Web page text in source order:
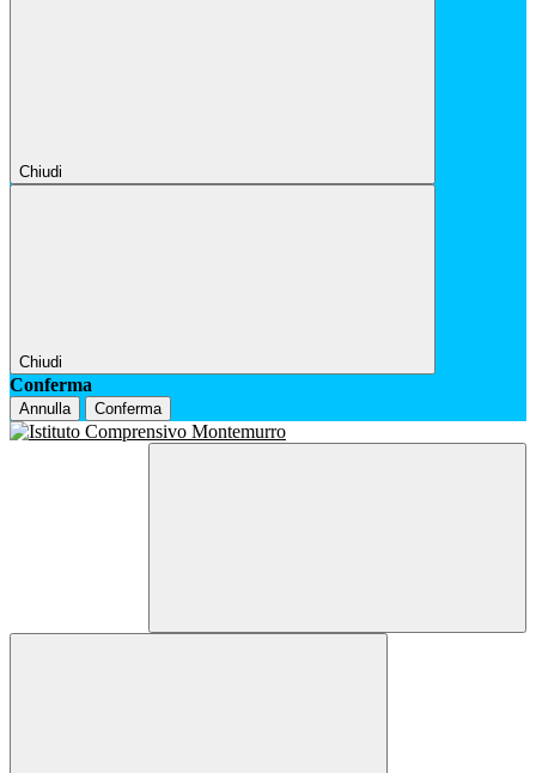
Chiudi
Chiudi
Conferma
Annulla Conferma